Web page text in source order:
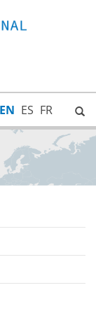
EN ES FR